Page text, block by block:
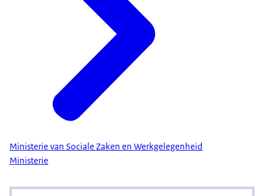
Ministerie van Sociale Zaken en Werkgelegenheid
Ministerie